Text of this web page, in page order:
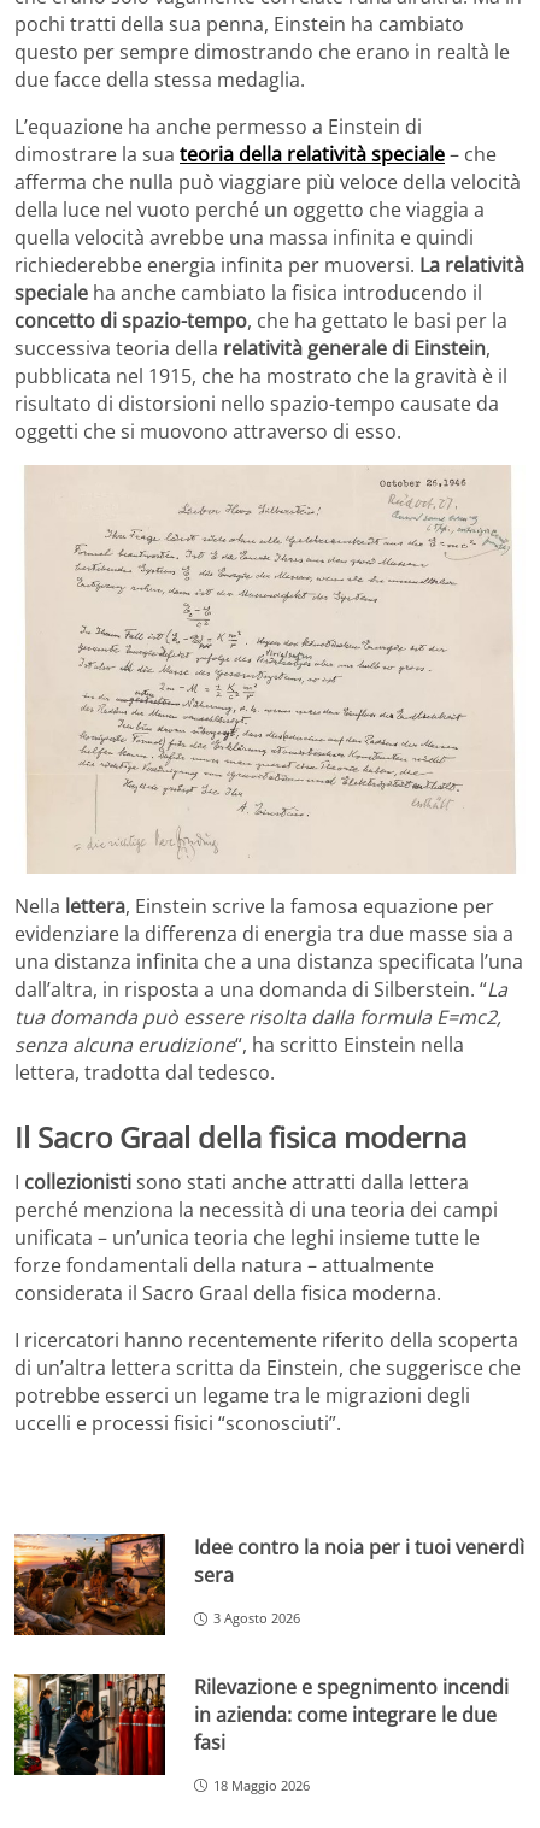
pochi tratti della sua penna, Einstein ha cambiato
questo per sempre dimostrando che erano in realtà le
due facce della stessa medaglia.
L’equazione ha anche permesso a Einstein di
dimostrare la sua teoria della relatività speciale– che
afferma che nulla può viaggiare più veloce della velocità
della luce nel vuoto perché un oggetto che viaggia a
quella velocità avrebbe una massa infinita e quindi
richiederebbe energia infinita per muoversi. La relatività
speciale ha anche cambiato la fisica introducendo il
concetto di spazio-tempo, che ha gettato le basi per la
successiva teoria della relatività generale di Einstein,
pubblicata nel 1915, che ha mostrato che la gravità è il
risultato di distorsioni nello spazio-tempo causate da
oggetti che si muovono attraverso di esso.
Nella lettera, Einstein scrive la famosa equazione per
evidenziare la differenza di energia tra due masse sia a
una distanza infinita che a una distanza specificata l’una
dall’altra, in risposta a una domanda di Silberstein. “La
tua domanda può essere risolta dalla formula E=mc2,
senza alcuna erudizione“, ha scritto Einstein nella
lettera, tradotta dal tedesco.
Il Sacro Graal della fisica moderna
I collezionistisono stati anche attratti dalla lettera
perché menziona la necessità di una teoria dei campi
unificata – un’unica teoria che leghi insieme tutte le
forze fondamentali della natura – attualmente
considerata il Sacro Graal della fisica moderna.
I ricercatori hanno recentemente riferito della scoperta
di un’altra lettera scritta da Einstein, che suggerisce che
potrebbe esserci un legame tra le migrazioni degli
uccelli e processi fisici “sconosciuti”.
Idee contro la noia per i tuoi venerdì
sera
3 Agosto 2026
Rilevazione e spegnimento incendi
in azienda: come integrare le due
fasi
18 Maggio 2026